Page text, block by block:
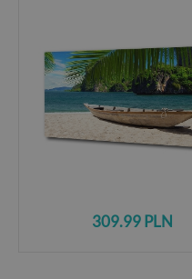
309.99 PLN